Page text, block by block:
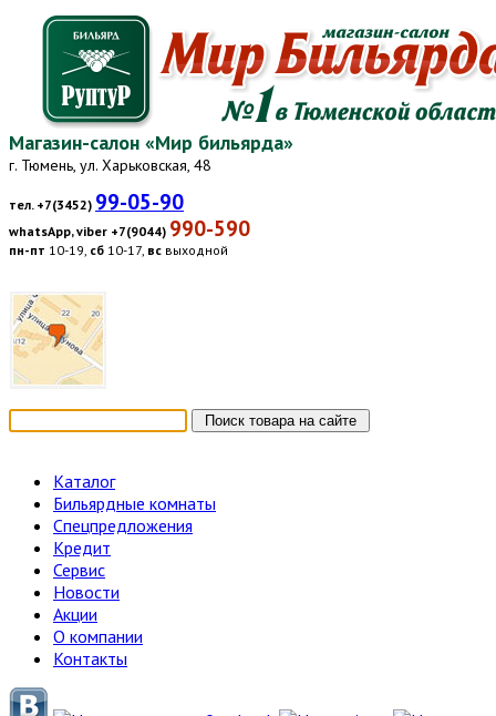
Магазин-салон «Мир бильярда»
г. Тюмень, ул. Харьковская, 48
тел. +7(3452) 99-05-90
whatsApp, viber +7(9044) 990-590
пн-пт 10-19, сб 10-17, вс выходной
Каталог
Бильярдные комнаты
Спецпредложения
Кредит
Сервис
Новости
Акции
О компании
Контакты